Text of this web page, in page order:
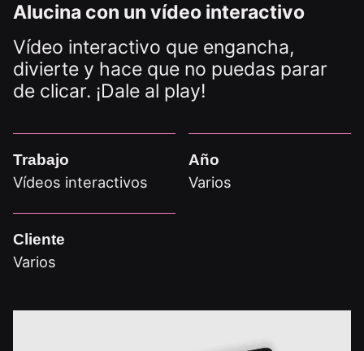
Alucina con un vídeo interactivo
Vídeo interactivo que engancha,
divierte y hace que no puedas parar
de clicar. ¡Dale al play!
Trabajo
Vídeos interactivos
Año
Varios
Cliente
Varios